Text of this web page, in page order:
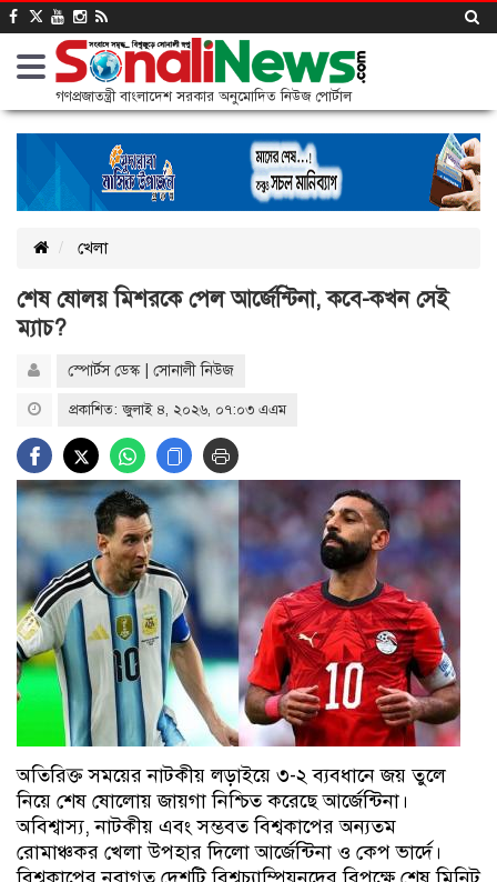
গণপ্রজাতন্ত্রী বাংলাদেশ সরকার অনুমোদিত নিউজ পোর্টাল
খেলা
শেষ ষোলয় মিশরকে পেল আর্জেন্টিনা, কবে-কখন সেই
ম্যাচ?
স্পোর্টস ডেস্ক | সোনালী নিউজ
প্রকাশিত: জুলাই ৪, ২০২৬, ০৭:০৩ এএম
অতিরিক্ত সময়ের নাটকীয় লড়াইয়ে ৩-২ ব্যবধানে জয় তুলে
নিয়ে শেষ ষোলোয় জায়গা নিশ্চিত করেছে আর্জেন্টিনা।
অবিশ্বাস্য, নাটকীয় এবং সম্ভবত বিশ্বকাপের অন্যতম
রোমাঞ্চকর খেলা উপহার দিলো আর্জেন্টিনা ও কেপ ভার্দে।